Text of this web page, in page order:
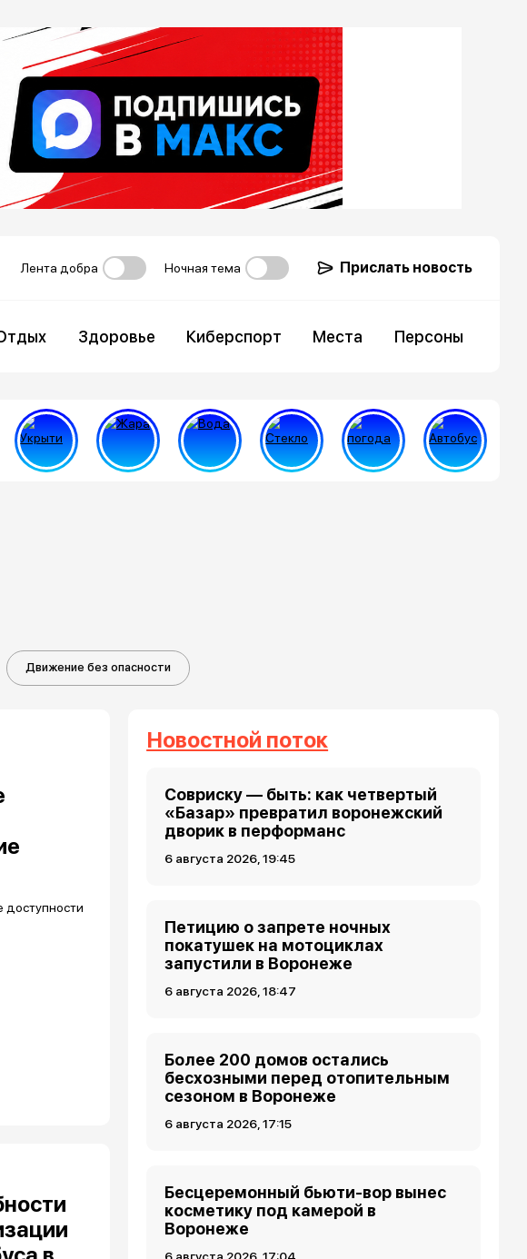
Лента добра Ночная тема Прислать новость
Здоровье Киберспорт Места Персоны
Движение без опасности
Новостной поток
Совриску — быть: как четвертый
«Базар» превратил воронежский
дворик в перформанс
6 августа 2026, 19:45
Петицию о запрете ночных
покатушек на мотоциклах
запустили в Воронеже
6 августа 2026, 18:47
Более 200 домов остались
бесхозными перед отопительным
сезоном в Воронеже
6 августа 2026, 17:15
Бесцеремонный бьюти-вор вынес
косметику под камерой в
Воронеже